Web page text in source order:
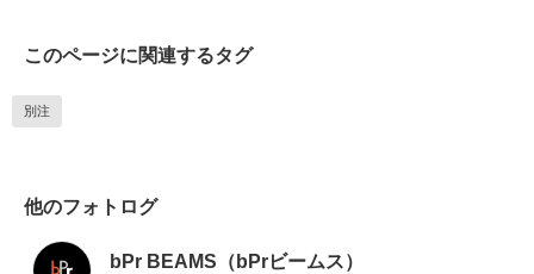
このページに関連するタグ
別注
他のフォトログ
bPr BEAMS（bPrビームス）